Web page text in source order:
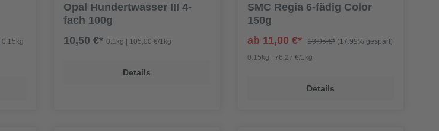
0.15kg
Opal Hundertwasser III 4-
fach 100g
10,50 €*0.1kg | 105,00 €/1kg
Details
SMC Regia 6-fädig Color
150g
ab 11,00 €*
13,95 €* (17.99% gespart)
0.15kg | 76,27 €/1kg
Details